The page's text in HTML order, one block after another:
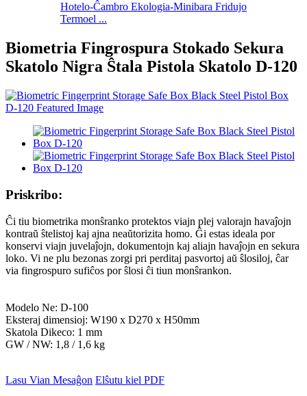
Hotelo-Ĉambro Ekologia-Minibara Fridujo
Termoel ...
Biometria Fingrospura Stokado Sekura
Skatolo Nigra Ŝtala Pistola Skatolo D-120
Priskribo:
Ĉi tiu biometrika monŝranko protektos viajn plej valorajn havaĵojn
kontraŭ ŝtelistoj kaj ajna neaŭtorizita homo. Ĝi estas ideala por
konservi viajn juvelaĵojn, dokumentojn kaj aliajn havaĵojn en sekura
loko. Vi ne plu bezonas zorgi pri perditaj pasvortoj aŭ ŝlosiloj, ĉar
via fingrospuro sufiĉos por ŝlosi ĉi tiun monŝrankon.
Modelo Ne: D-100
Eksteraj dimensioj: W190 x D270 x H50mm
Skatola Dikeco: 1 mm
GW / NW: 1,8 / 1,6 kg
Lasu Vian Mesaĝon Elŝutu kiel PDF